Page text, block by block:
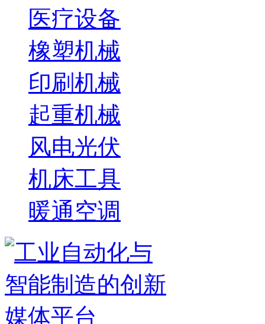
医疗设备
橡塑机械
印刷机械
起重机械
风电光伏
机床工具
暖通空调